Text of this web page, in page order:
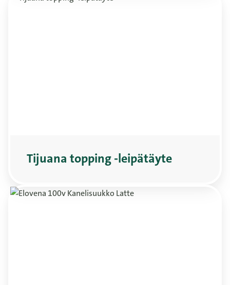
Tijuana topping -leipätäyte